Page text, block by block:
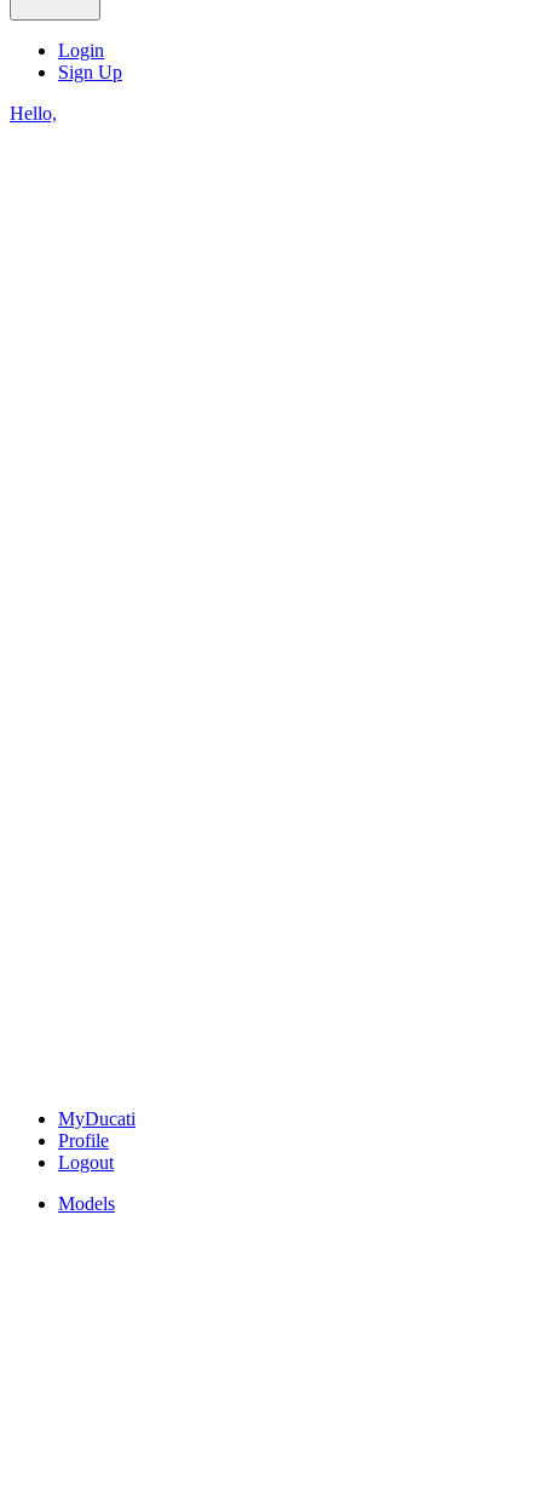
Login
Sign Up
Hello,
MyDucati
Profile
Logout
Models